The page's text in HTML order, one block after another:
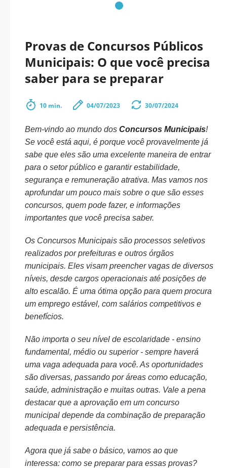
Provas de Concursos Públicos
Municipais: O que você precisa
saber para se preparar
10 min. 04/07/2023 30/07/2024
Bem-vindo ao mundo dos Concursos Municipais!
Se você está aqui, é porque você provavelmente já
sabe que eles são uma excelente maneira de entrar
para o setor público e garantir estabilidade,
segurança e remuneração atrativa. Mas vamos nos
aprofundar um pouco mais sobre o que são esses
concursos, quem pode fazer, e informações
importantes que você precisa saber.
Os Concursos Municipais são processos seletivos
realizados por prefeituras e outros órgãos
municipais. Eles visam preencher vagas de diversos
níveis, desde cargos operacionais até posições de
alto escalão. É uma ótima opção para quem procura
um emprego estável, com salários competitivos e
benefícios.
Não importa o seu nível de escolaridade - ensino
fundamental, médio ou superior - sempre haverá
uma vaga adequada para você. As oportunidades
são diversas, passando por áreas como educação,
saúde, administração e muitas outras. Vale a pena
destacar que a aprovação em um concurso
municipal depende da combinação de preparação
adequada e persistência.
Agora que já sabe o básico, vamos ao que
interessa: como se preparar para essas provas?